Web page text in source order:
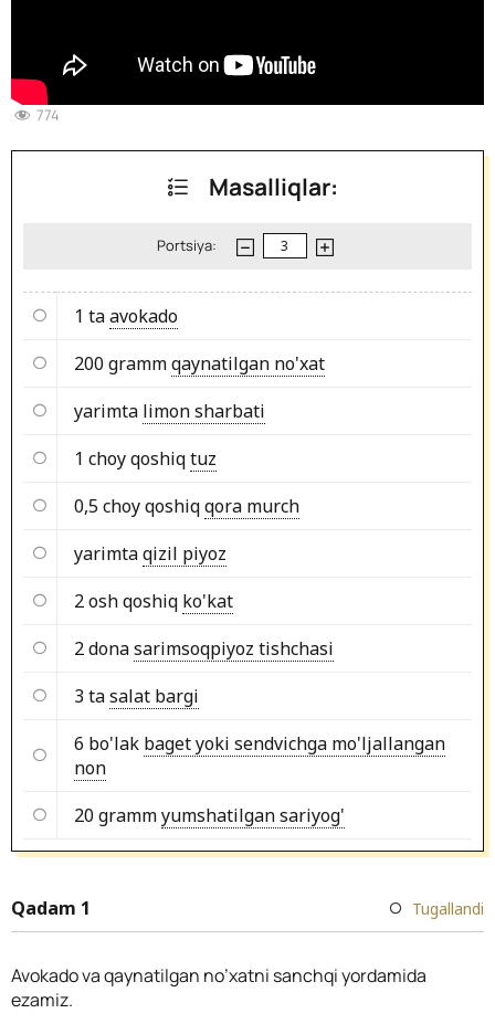
774
Masalliqlar:
Portsiya:
1 taavokado
200 grammqaynatilgan no'xat
yarimta limon sharbati
1 choy qoshiqtuz
0,5 choy qoshiqqora murch
yarimtaqizil piyoz
2 osh qoshiq ko'kat
2 donasarimsoqpiyoz tishchasi
3 tasalat bargi
6 bo'lak baget yoki sendvichga mo'ljallangan
non
20 grammyumshatilgan sariyog'
Qadam 1 Tugallandi
Avokado va qaynatilgan no’xatni sanchqi yordamida
ezamiz.